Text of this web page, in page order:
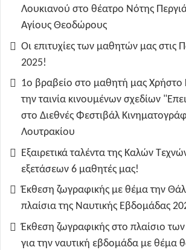
Λουκιανού στο θέατρο Νότης
Αγίους Θεοδώρους
Οι επιτυχίες των μαθητών μας στις
2025!
1ο βραβείο στο μαθητή μας Χρήστο
την ταινία κινουμένων σχεδίων
στο Διεθνές Φεστιβάλ
Λουτρακίου
Εξαιρετικά ταλέντα της Καλών
εξετάσεων 6 μαθητές μας!
Έκθεση ζωγραφικής με θέμα την
πλαίσια της Ναυτικής Εβδομάδας
Έκθεση ζωγραφικής στο πλαίσιο
για την ναυτική εβδομάδα με θέμα